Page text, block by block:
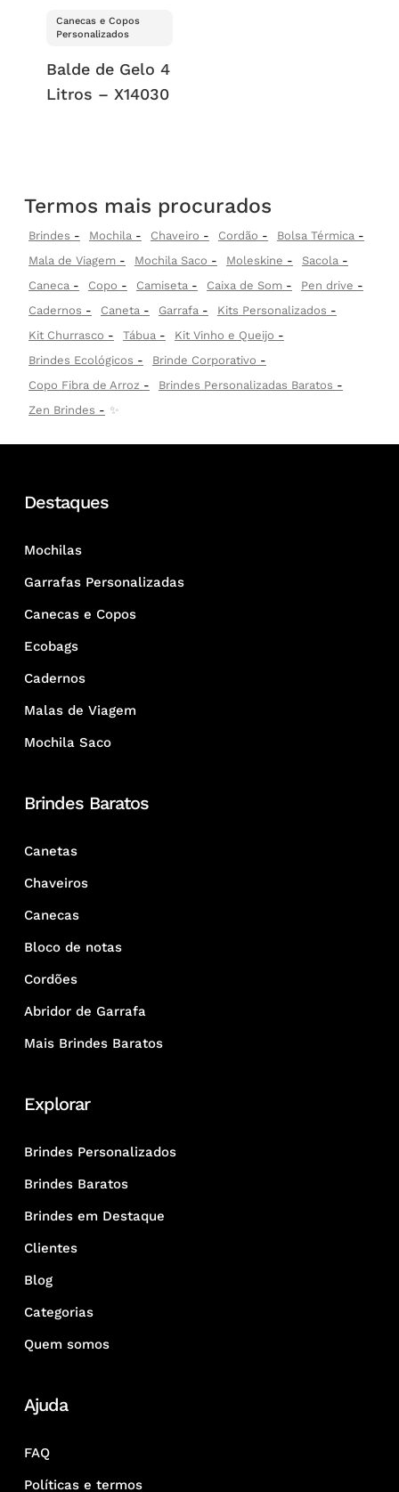
Canecas e Copos
Personalizados
Balde de Gelo 4
Litros – X14030
Termos mais procurados
Brindes Mochila Chaveiro Cordão
Bolsa Térmica
Mala de Viagem
Mochila Saco Moleskine
Sacola
Caneca
Copo Camiseta Caixa de Som
Pen drive
Cadernos
Caneta Garrafa
Kits Personalizados
Kit Churrasco
Tábua
Kit Vinho e Queijo
Brindes Ecológicos
Brinde Corporativo
Copo Fibra de Arroz
Brindes Personalizadas Baratos
Zen Brindes
✨
Destaques
Mochilas
Garrafas Personalizadas
Canecas e Copos
Ecobags
Cadernos
Malas de Viagem
Mochila Saco
Brindes Baratos
Canetas
Chaveiros
Canecas
Bloco de notas
Cordões
Abridor de Garrafa
Mais Brindes Baratos
Explorar
Brindes Personalizados
Brindes Baratos
Brindes em Destaque
Clientes
Blog
Categorias
Quem somos
Ajuda
FAQ
Políticas e termos